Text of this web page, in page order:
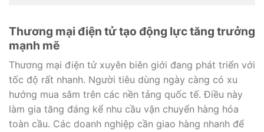
Thương mại điện tử tạo động lực tăng trưởng
mạnh mẽ
Thương mại điện tử xuyên biên giới đang phát triển với
tốc độ rất nhanh. Người tiêu dùng ngày càng có xu
hướng mua sắm trên các nền tảng quốc tế. Điều này
làm gia tăng đáng kể nhu cầu vận chuyển hàng hóa
toàn cầu. Các doanh nghiệp cần giao hàng nhanh để